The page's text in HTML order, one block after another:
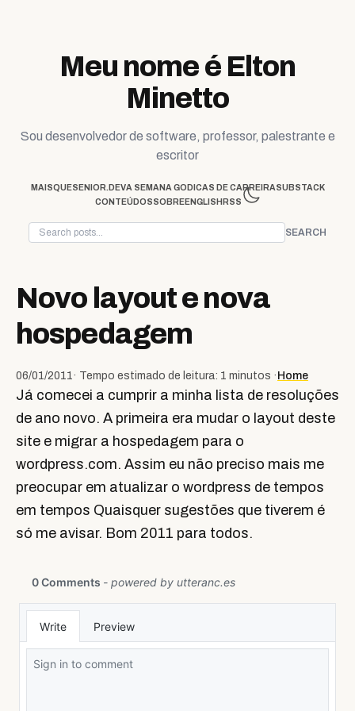
Meu nome é Elton
Minetto
Sou desenvolvedor de software, professor, palestrante e
escritor
MAISQUESENIOR.DEVA SEMANA GO DICAS DE CARREIRASUBSTACK
CONTEÚDOSSOBREENGLISH RSS
SEARCH
Novo layout e nova
hospedagem
06/01/2011· Tempo estimado de leitura: 1 minutos · Home
Já comecei a cumprir a minha lista de resoluções
de ano novo. A primeira era mudar o layout deste
site e migrar a hospedagem para o
wordpress.com. Assim eu não preciso mais me
preocupar em atualizar o wordpress de tempos
em tempos Quaisquer sugestões que tiverem é
só me avisar. Bom 2011 para todos.